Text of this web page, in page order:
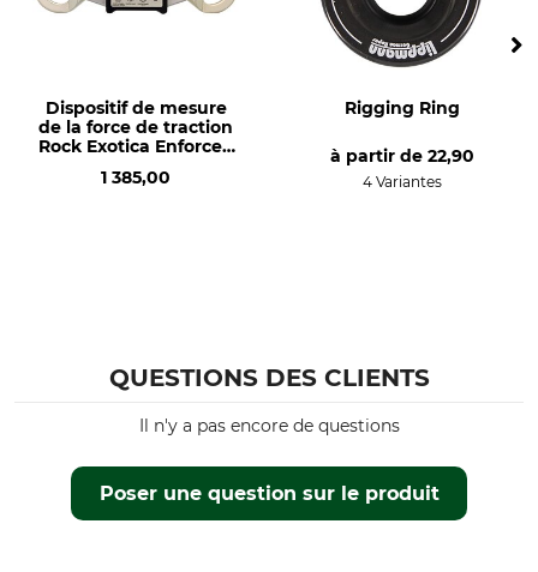
Dispositif de mesure
de la force de traction
Rock Exotica Enforcer,
1 385,00
Rigging Ring
à partir de 22,90
4 Variantes
QUESTIONS DES CLIENTS
Poser une question sur le produit
Il n'y a pas encore de questions